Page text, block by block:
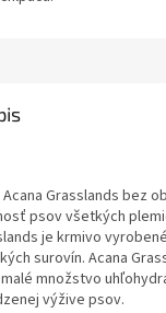
Grasslands bez
psov všetkých
je krmivo
surovín. Acana
množstvo
výžive psov.